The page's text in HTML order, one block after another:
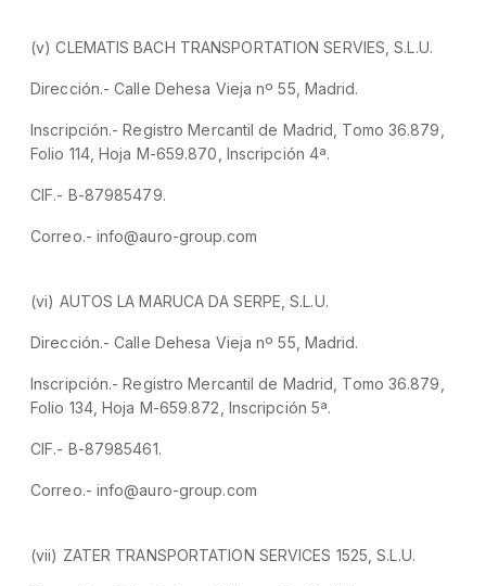
(v) CLEMATIS BACH TRANSPORTATION SERVIES, S.L.U.
Dirección.- Calle Dehesa Vieja nº 55, Madrid.
Inscripción.- Registro Mercantil de Madrid, Tomo 36.879,
Folio 114, Hoja M-659.870, Inscripción 4ª.
CIF.- B-87985479.
Correo.- info@auro-group.com
(vi) AUTOS LA MARUCA DA SERPE, S.L.U.
Dirección.- Calle Dehesa Vieja nº 55, Madrid.
Inscripción.- Registro Mercantil de Madrid, Tomo 36.879,
Folio 134, Hoja M-659.872, Inscripción 5ª.
CIF.- B-87985461.
Correo.- info@auro-group.com
(vii) ZATER TRANSPORTATION SERVICES 1525, S.L.U.